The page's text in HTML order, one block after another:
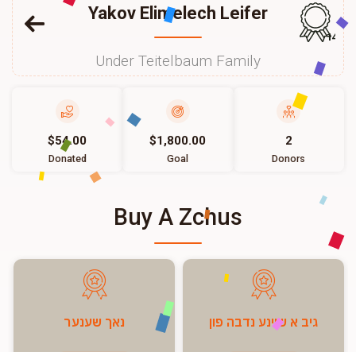
Yakov Elimelech Leifer
Under Teitelbaum Family
145
$54.00
Donated
$1,800.00
Goal
2
Donors
Buy A Zchus
גיב א שיינע נדבה פון נאך שענער